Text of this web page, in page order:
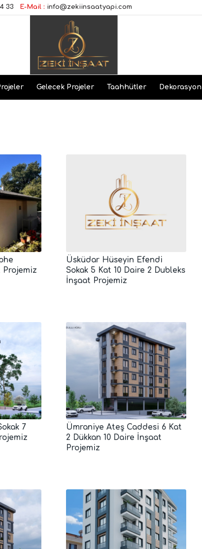
33 E-Mail : info@zekiinsaatyapi.com
Gelecek Projeler Taahhütler Dekorasyon
Projemiz
Üsküdar Hüseyin Efendi
Sokak 5 Kat 10 Daire 2 Dubleks
İnşaat Projemiz
7
Ümraniye Ateş Caddesi 6 Kat
2 Dükkan 10 Daire İnşaat
Projemiz